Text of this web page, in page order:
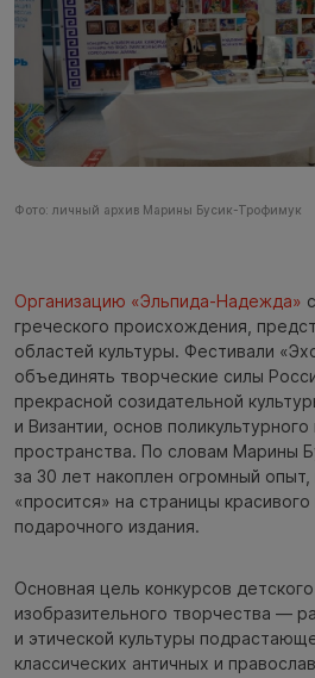
Фото: личный архив Марины Бусик-Трофимук
Организацию «Эльпида-Надежда»
греческого происхождения,
областей культуры. Фестивали
объединять творческие силы
прекрасной созидательной
и Византии, основ
пространства. По словам Марины
за 30 лет накоплен огромный
«просится» на страницы
подарочного издания.
Основная цель конкурсов
изобразительного творчества —
и этической культуры
классических античных и